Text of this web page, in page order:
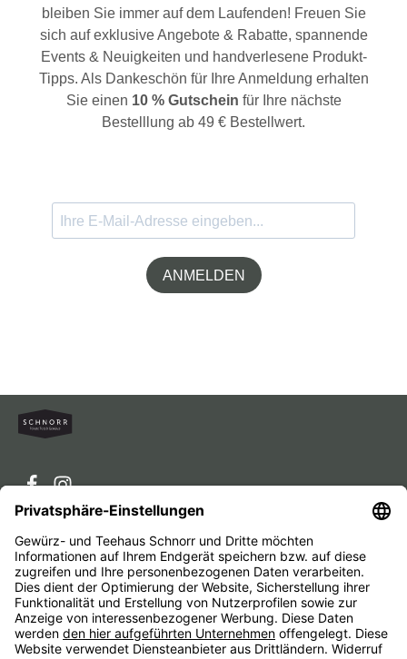
bleiben Sie immer auf dem Laufenden! Freuen Sie
sich auf exklusive Angebote & Rabatte, spannende
Events & Neuigkeiten und handverlesene Produkt-
Tipps. Als Dankeschön für Ihre Anmeldung erhalten
Sie einen 10 % Gutschein für Ihre nächste
Bestelllung ab 49 € Bestellwert.
ANMELDEN
Service-Hotline
Service
Unternehmen